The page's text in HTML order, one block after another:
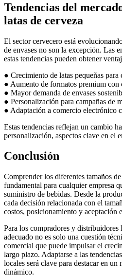
Tendencias del
latas de cerveza
El sector cervecero está
de envases no son la excepción. Las
estas tendencias pueden obtener
● Crecimiento de latas pequeñas para
● Aumento de formatos premium con
● Mayor demanda de envases
● Personalización para campañas de
● Adaptación a comercio electrónico
Estas tendencias reflejan un cambio
personalización, aspectos clave en el
Conclusión
Comprender los diferentes tamaños
fundamental para cualquier empresa
suministro de bebidas. Desde la
cada decisión relacionada con el
costos, posicionamiento y aceptación
Para los compradores y
adecuado no es solo una cuestión
comercial que puede impulsar el
largo plazo. Adaptarse a las
locales será clave para destacar en un
dinámico.